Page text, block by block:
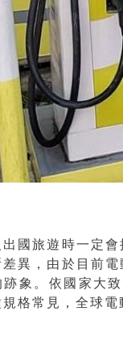
國旅遊時一定
異，由於目前
跡象。依國家大
規格常見，全球